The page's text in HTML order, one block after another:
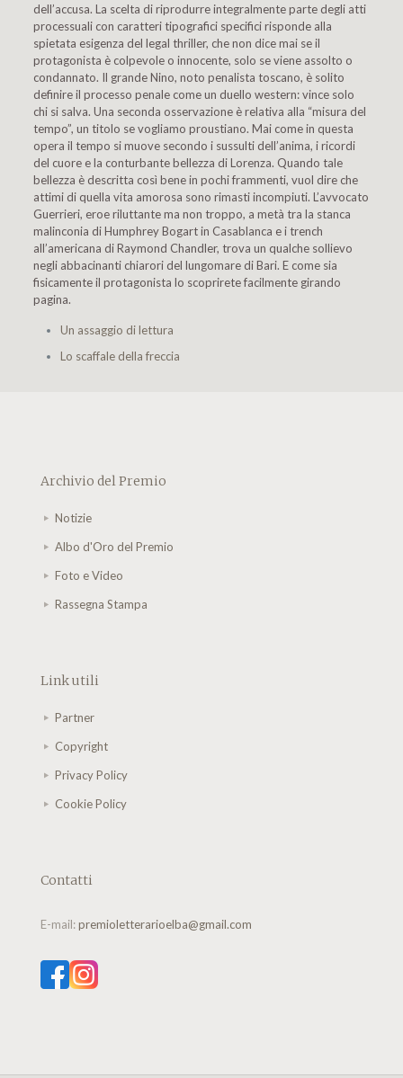
dell’accusa. La scelta di riprodurre integralmente parte degli atti
processuali con caratteri tipografici specifici risponde alla
spietata esigenza del legal thriller, che non dice mai se il
protagonista è colpevole o innocente, solo se viene assolto o
condannato. Il grande Nino, noto penalista toscano, è solito
definire il processo penale come un duello western: vince solo
chi si salva. Una seconda osservazione è relativa alla “misura del
tempo”, un titolo se vogliamo proustiano. Mai come in questa
opera il tempo si muove secondo i sussulti dell’anima, i ricordi
del cuore e la conturbante bellezza di Lorenza. Quando tale
bellezza è descritta così bene in pochi frammenti, vuol dire che
attimi di quella vita amorosa sono rimasti incompiuti. L’avvocato
Guerrieri, eroe riluttante ma non troppo, a metà tra la stanca
malinconia di Humphrey Bogart in Casablanca e i trench
all’americana di Raymond Chandler, trova un qualche sollievo
negli abbacinanti chiarori del lungomare di Bari. E come sia
fisicamente il protagonista lo scoprirete facilmente girando
pagina.
Un assaggio di lettura
Lo scaffale della freccia
Archivio del Premio
Notizie
Albo d'Oro del Premio
Foto e Video
Rassegna Stampa
Link utili
Partner
Copyright
Privacy Policy
Cookie Policy
Contatti
E-mail:premioletterarioelba@gmail.com